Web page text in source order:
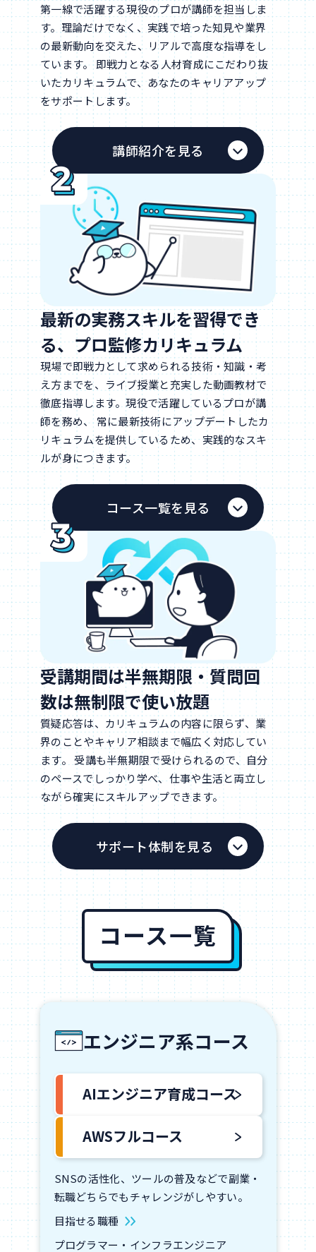
第一線で活躍する現役のプロが講師を担当しま
す。理論だけでなく、実践で培った知見や業界
の最新動向を交えた、リアルで高度な指導をし
ています。 即戦力となる人材育成にこだわり抜
いたカリキュラムで、あなたのキャリアアップ
をサポートします。
講師紹介を見る
最新の実務スキルを習得でき
る、プロ監修カリキュラム
現場で即戦力として求められる技術・知識・考
え方までを、ライブ授業と充実した動画教材で
徹底指導します。現役で活躍しているプロが講
師を務め、 常に最新技術にアップデートしたカ
リキュラムを提供しているため、実践的なスキ
ルが身につきます。
コース一覧を見る
受講期間は半無期限・質問回
数は無制限で使い放題
質疑応答は、カリキュラムの内容に限らず、業
界のことやキャリア相談まで幅広く対応してい
ます。 受講も半無期限で受けられるので、自分
のペースでしっかり学べ、仕事や生活と両立し
ながら確実にスキルアップできます。
サポート体制を見る
コース一覧
エンジニア系コース
AIエンジニア育成コース
AWSフルコース
SNSの活性化、ツールの普及などで副業・
転職どちらでもチャレンジがしやすい。
目指せる職種
プログラマー・インフラエンジニア